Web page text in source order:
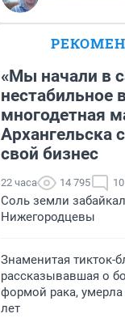
«Мы начали в
нестабильное
многодетная
Архангельска
свой бизнес
22 часа 14 795 10
Соль земли
Нижегородцевы
Знаменитая тикток-
рассказывавшая о
формой рака, умерла
лет